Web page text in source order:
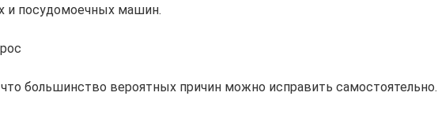
и посудомоечных машин.
большинство вероятных причин можно исправить самостоятельно.